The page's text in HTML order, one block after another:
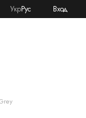
УкрРус Вход